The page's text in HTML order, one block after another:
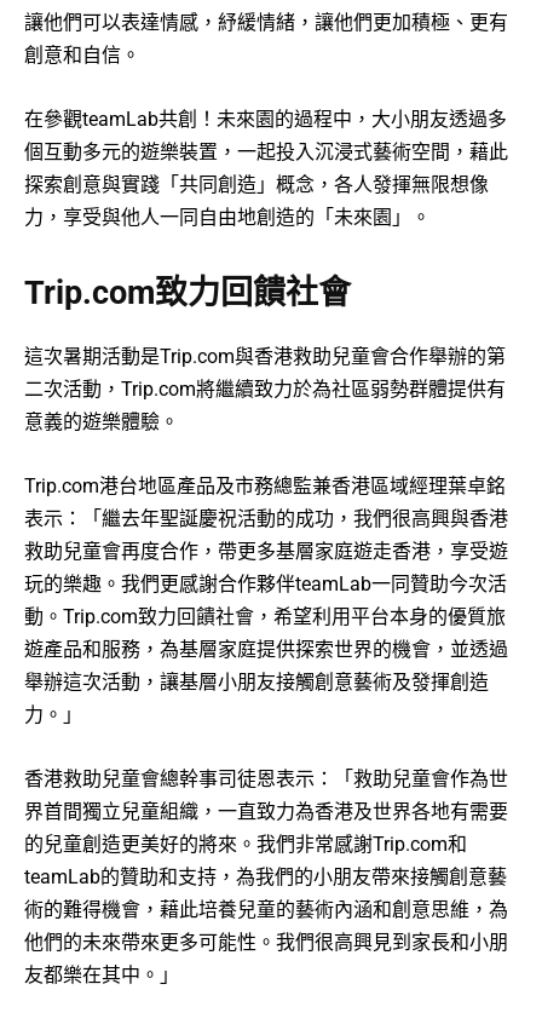
讓他們可以表達情感，紓緩情緒，讓他們更加積極、更有
創意和自信。
在參觀teamLab共創！未來園的過程中，大小朋友透過多
個互動多元的遊樂裝置，一起投入沉浸式藝術空間，藉此
探索創意與實踐「共同創造」概念，各人發揮無限想像
力，享受與他人一同自由地創造的「未來園」。
Trip.com致力回饋社會
這次暑期活動是Trip.com與香港救助兒童會合作舉辦的第
二次活動，Trip.com將繼續致力於為社區弱勢群體提供有
意義的遊樂體驗。
Trip.com港台地區產品及市務總監兼香港區域經理葉卓銘
表示：「繼去年聖誕慶祝活動的成功，我們很高興與香港
救助兒童會再度合作，帶更多基層家庭遊走香港，享受遊
玩的樂趣。我們更感謝合作夥伴teamLab一同贊助今次活
動。Trip.com致力回饋社會，希望利用平台本身的優質旅
遊產品和服務，為基層家庭提供探索世界的機會，並透過
舉辦這次活動，讓基層小朋友接觸創意藝術及發揮創造
力。」
香港救助兒童會總幹事司徒恩表示：「救助兒童會作為世
界首間獨立兒童組織，一直致力為香港及世界各地有需要
的兒童創造更美好的將來。我們非常感謝Trip.com和
teamLab的贊助和支持，為我們的小朋友帶來接觸創意藝
術的難得機會，藉此培養兒童的藝術內涵和創意思維，為
他們的未來帶來更多可能性。我們很高興見到家長和小朋
友都樂在其中。」